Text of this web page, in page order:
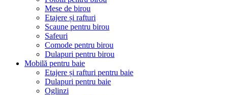
Mese de birou
Etajere și rafturi
Scaune pentru birou
Safeuri
Comode pentru birou
Dulapuri pentru birou
Mobilă pentru baie
Etajere și rafturi pentru baie
Dulapuri pentru baie
Oglinzi